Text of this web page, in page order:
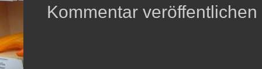
Kommentar veröffentlichen